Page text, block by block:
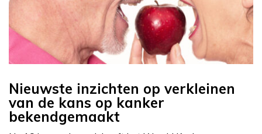
Nieuwste inzichten op verkleinen
van de kans op kanker
bekendgemaakt